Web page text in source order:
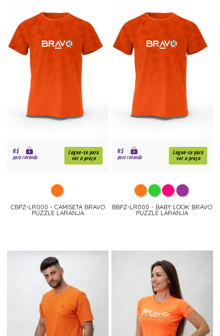
R$
para revenda
Logue-se para
ver o preço
CBPZ-LR000 - CAMISETA BRAVO
PUZZLE LARANJA
R$
para revenda
Logue-se para
ver o preço
BBPZ-LR000 - BABY LOOK BRAVO
PUZZLE LARANJA